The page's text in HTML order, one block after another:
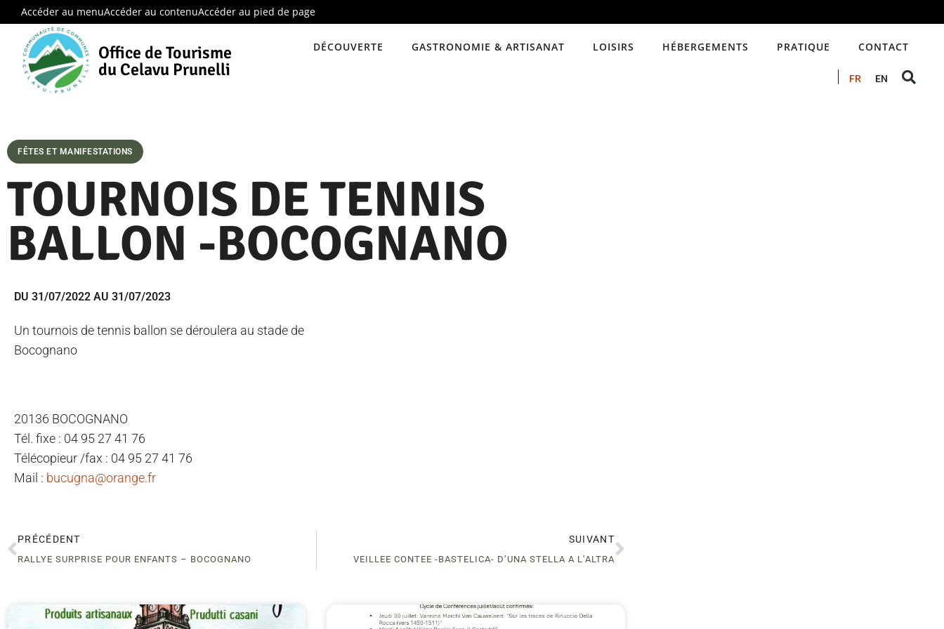
Accéder au menuAccéder au contenuAccéder au pied de page
Office de Tourisme
du Celavu Prunelli
DÉCOUVERTE GASTRONOMIE & ARTISANAT LOISIRS HÉBERGEMENTS PRATIQUE CONTACT
FR EN
FÊTES ET MANIFESTATIONS
TOURNOIS DE TENNIS
BALLON -BOCOGNANO
DU 31/07/2022 AU 31/07/2023
Un tournois de tennis ballon se déroulera au stade de
Bocognano
20136 BOCOGNANO
Tél. fixe : 04 95 27 41 76
Télécopieur /fax : 04 95 27 41 76
Mail : bucugna@orange.fr
PRÉCÉDENT
RALLYE SURPRISE POUR ENFANTS – BOCOGNANO
SUIVANT
VEILLEE CONTEE -BASTELICA- D’UNA STELLA A L’ALTRA